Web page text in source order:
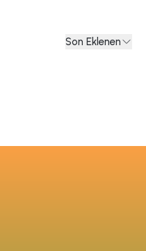
Son Eklenen